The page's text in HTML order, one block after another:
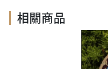
相關商品